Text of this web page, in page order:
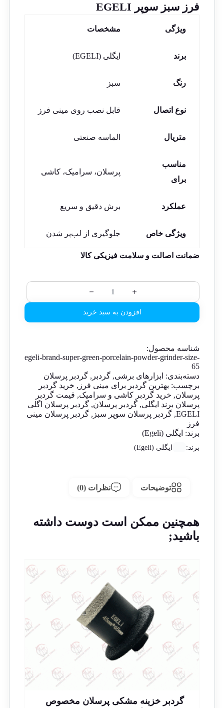
فرز سبز سوپر EGELI
ویژگی مشخصات
برند ایگلی (EGELI)
رنگ سبز
نوع اتصال قابل نصب روی مینی فرز
متریال الماسه صنعتی
مناسب
برای
پرسلان، سرامیک، کاشی
عملکرد برش دقیق و سریع
ویژگی خاص جلوگیری از لب‌پر شدن
ضمانت اصالت و سلامت فیزیکی کالا
افزودن به سبد خرید
شناسه محصول:
egeli-brand-super-green-porcelain-powder-grinder-size-
65
دسته‌بندی: ابزارهای برشی, گردبر , گردبر پرسلان
برچسب: بهترین گردبر برای مینی فرز , خرید گردبر
پرسلان, خرید گردبر کاشی و سرامیک, قیمت گردبر
پرسلان برند ایگلی, گردبر پرسلان, گردبر پرسلان اگلی
EGELI
, گردبر پرسلان سوپر سبز , گردبر پرسلان مینی
فرز
برند: ایگلی (Egeli)
برند: ایگلی (Egeli)
توضیحات نظرات (0)
همچنین ممکن است دوست داشته
باشید;
گردبر خزینه مشکی پرسلان مخصوص